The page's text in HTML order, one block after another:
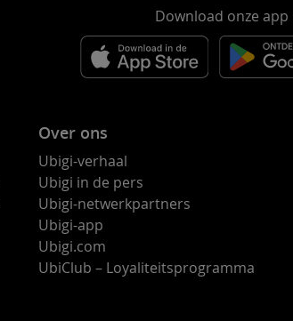
Download onze app
Over ons
Ubigi-verhaal
Ubigi in de pers
Ubigi-netwerkpartners
Ubigi-app
Ubigi.com
UbiClub – Loyaliteitsprogramma